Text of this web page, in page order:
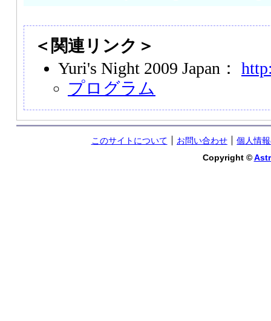
＜関連リンク＞
Yuri's Night 2009 Japan：
プログラム
このサイトについて お問い合わせ
個人情
Copyright ©